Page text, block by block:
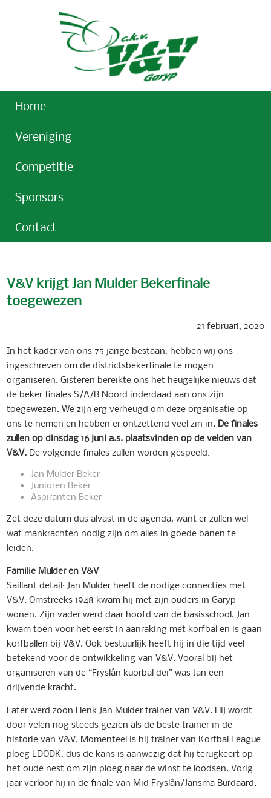
Home
Vereniging
Competitie
Sponsors
Contact
V&V krijgt Jan Mulder Bekerfinale
toegewezen
21 februari, 2020
In het kader van ons 75 jarige bestaan, hebben wij ons
ingeschreven om de districtsbekerfinale te mogen
organiseren. Gisteren bereikte ons het heugelijke nieuws dat
de beker finales S/A/B Noord inderdaad aan ons zijn
toegewezen. We zijn erg verheugd om deze organisatie op
ons te nemen en hebben er ontzettend veel zin in. De finales
zullen op dinsdag 16 juni a.s. plaatsvinden op de velden van
V&V. De volgende finales zullen worden gespeeld:
Jan Mulder Beker
Junioren Beker
Aspiranten Beker
Zet deze datum dus alvast in de agenda, want er zullen wel
wat mankrachten nodig zijn om alles in goede banen te
leiden.
Familie Mulder en V&V
Saillant detail: Jan Mulder heeft de nodige connecties met
V&V. Omstreeks 1948 kwam hij met zijn ouders in Garyp
wonen. Zijn vader werd daar hoofd van de basisschool. Jan
kwam toen voor het eerst in aanraking met korfbal en is gaan
korfballen bij V&V. Ook bestuurlijk heeft hij in die tijd veel
betekend voor de ontwikkeling van V&V. Vooral bij het
organiseren van de “Fryslân kuorbal dei” was Jan een
drijvende kracht.
Later werd zoon Henk Jan Mulder trainer van V&V. Hij wordt
door velen nog steeds gezien als de beste trainer in de
historie van V&V. Momenteel is hij trainer van Korfbal League
ploeg LDODK, dus de kans is aanwezig dat hij terugkeert op
het oude nest om zijn ploeg naar de winst te loodsen. Vorig
jaar verloor hij in de finale van Mid Fryslân/Jansma Burdaard.